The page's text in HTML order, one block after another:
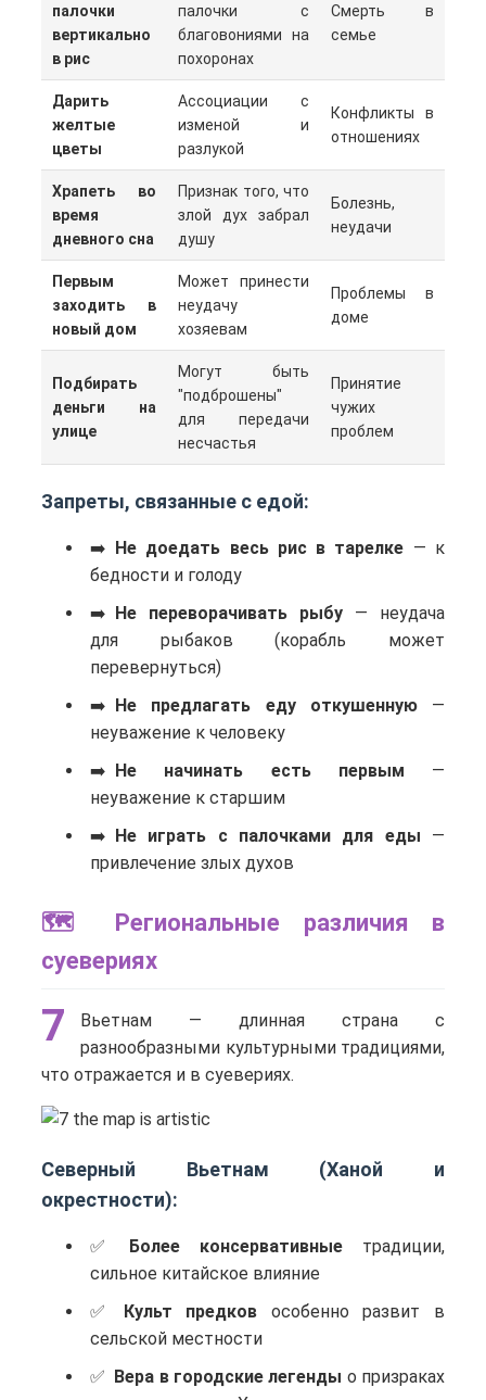
палочки
вертикально
в рис
палочки с
благовониями на
похоронах
Смерть в
семье
Дарить
желтые
цветы
Ассоциации с
изменой и
разлукой
Конфликты в
отношениях
Храпеть во
время
дневного сна
Признак того, что
злой дух забрал
душу
Болезнь,
неудачи
Первым
заходить в
новый дом
Может принести
неудачу
хозяевам
Проблемы в
доме
Подбирать
деньги на
улице
Могут быть
"подброшены"
для передачи
несчастья
Принятие
чужих
проблем
Запреты, связанные с едой:
Не доедать весь рис в тарелке — к
бедности и голоду
Не переворачивать рыбу — неудача
для рыбаков (корабль может
перевернуться)
Не предлагать еду откушенную—
неуважение к человеку
Не начинать есть первым —
неуважение к старшим
Не играть с палочками для еды —
привлечение злых духов
🗺️ Региональные различия в
суевериях
7
Вьетнам — длинная страна с
разнообразными культурными традициями,
что отражается и в суевериях.
Северный Вьетнам (Ханой и
окрестности):
Более консервативные традиции,
сильное китайское влияние
Культ предков особенно развит в
сельской местности
Вера в городские легенды о призраках